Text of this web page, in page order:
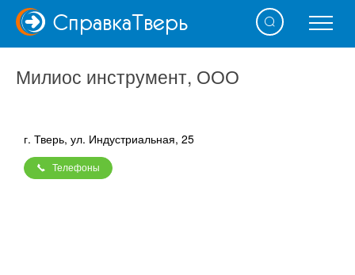
СправкаТверь
Милиос инструмент, ООО
г. Тверь, ул. Индустриальная, 25
Телефоны